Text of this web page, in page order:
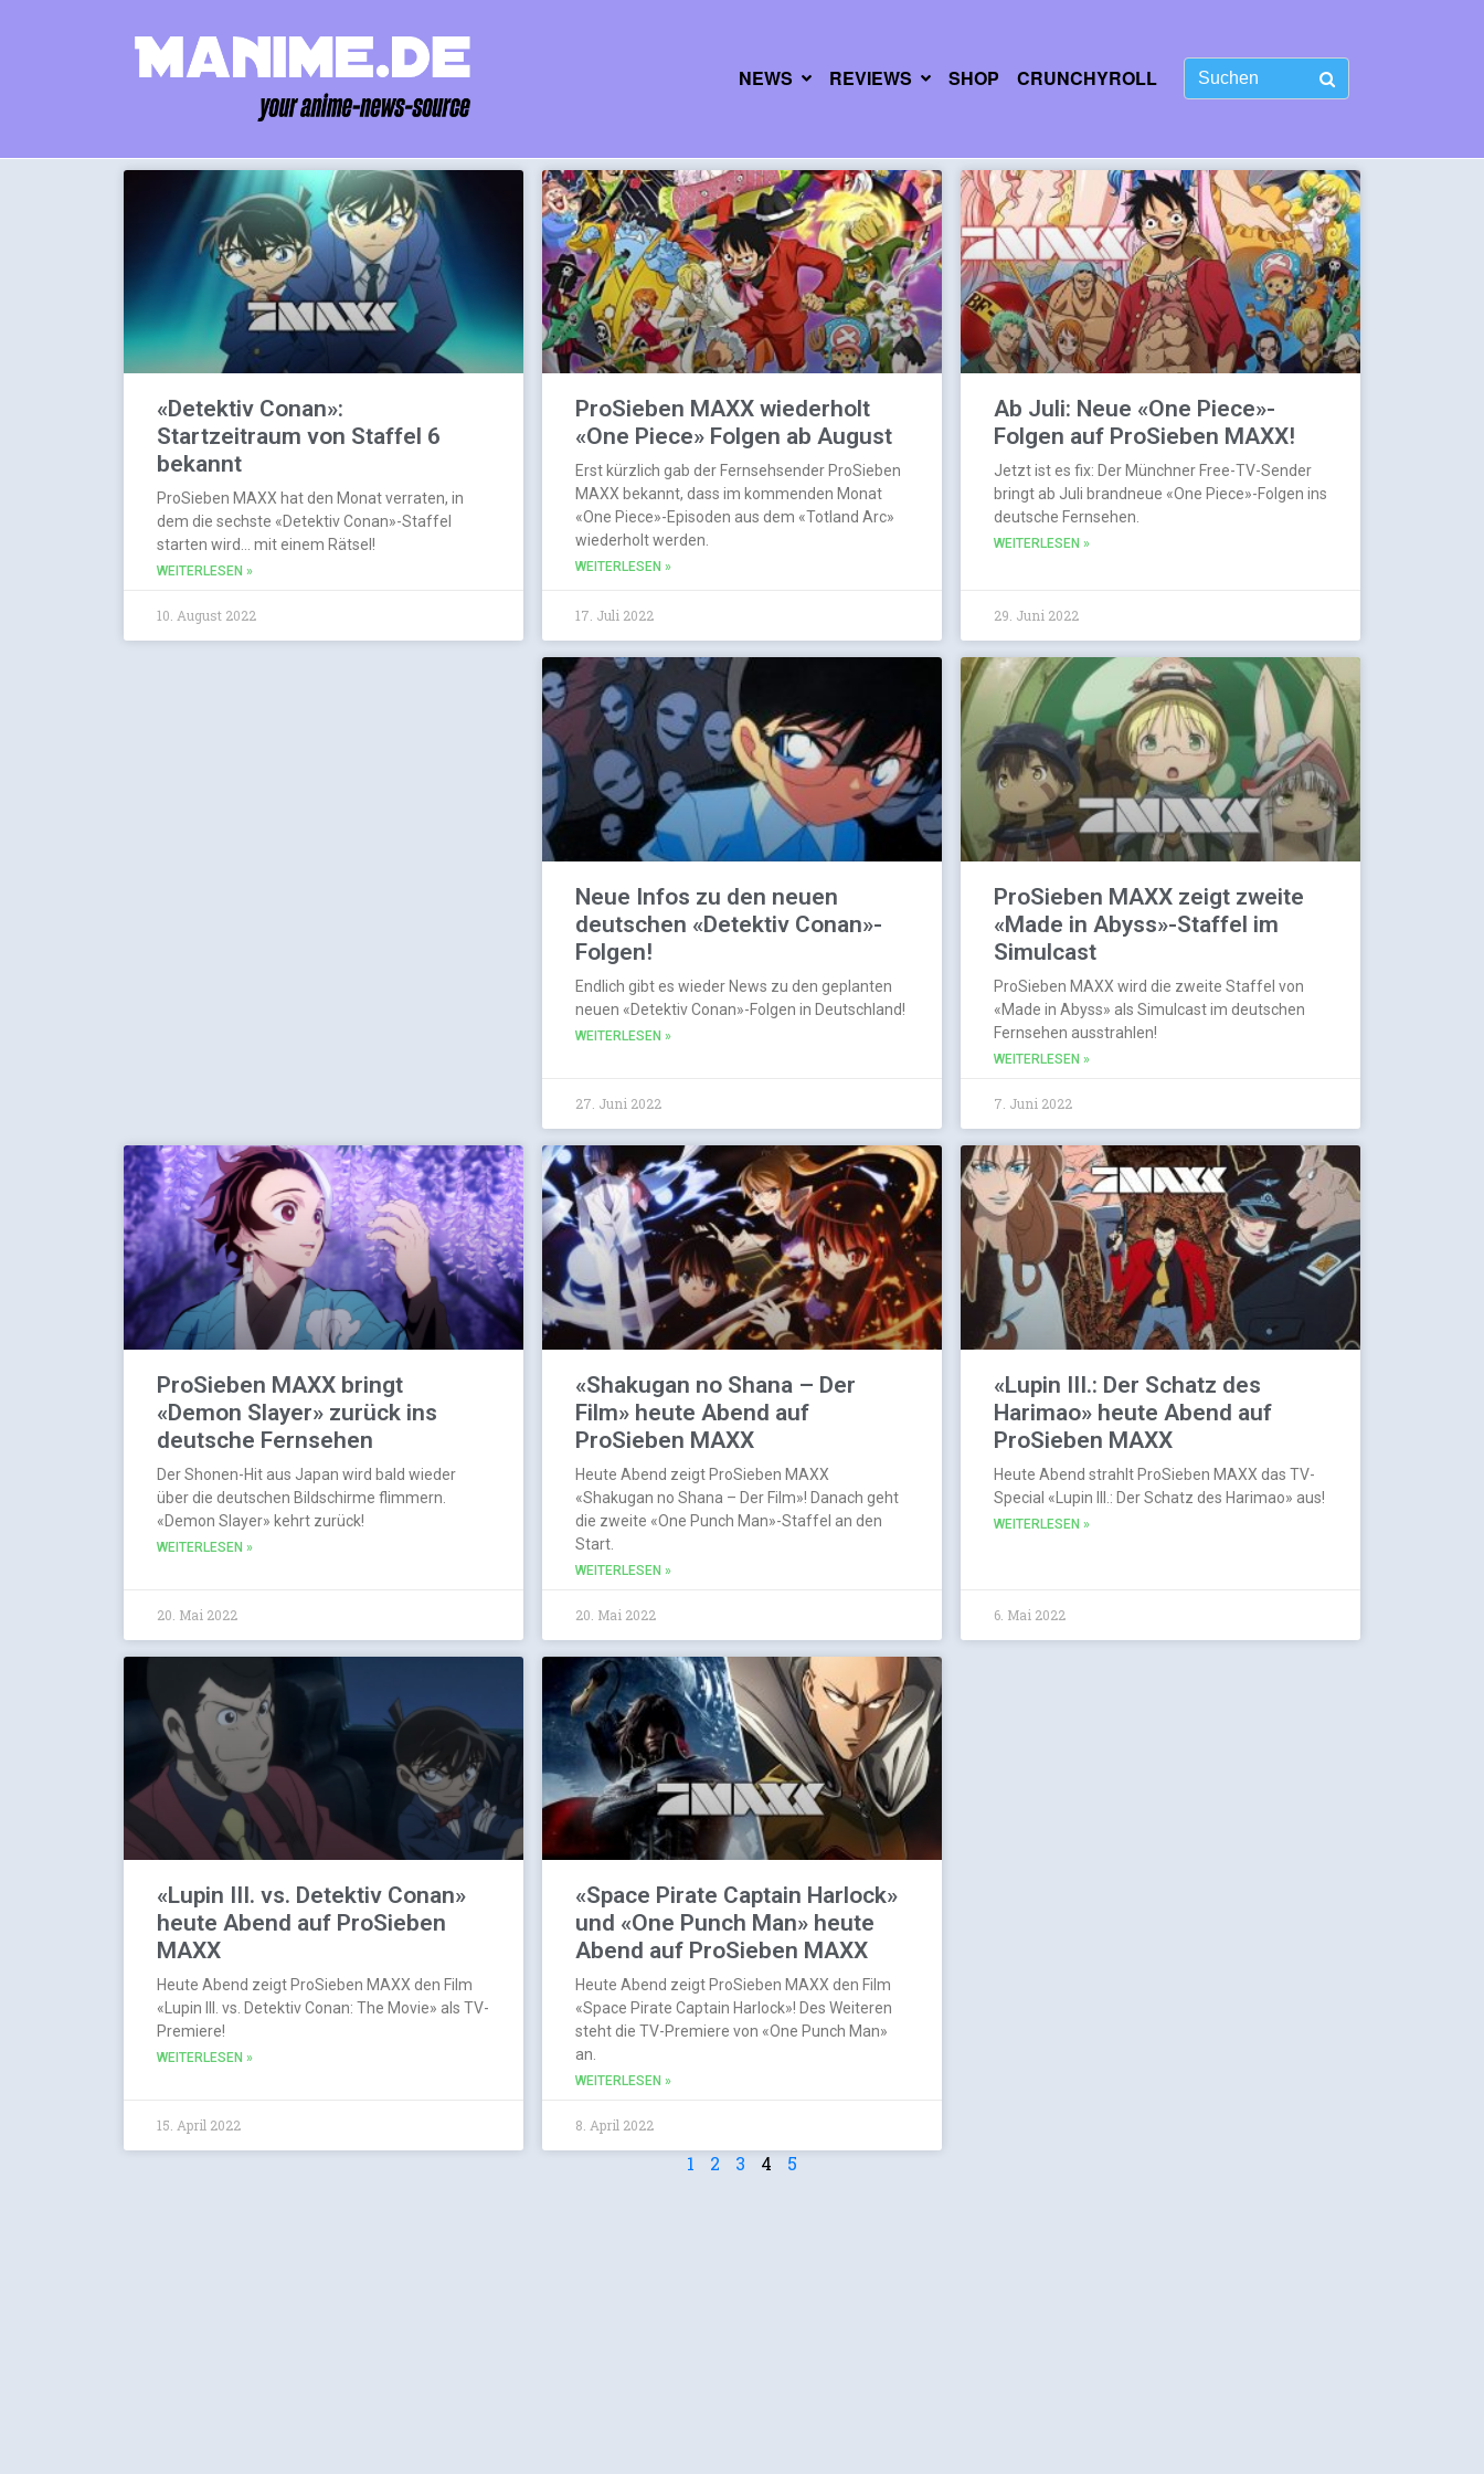
NEWS REVIEWS SHOP CRUNCHYROLL
«Detektiv Conan»:
Startzeitraum von Staffel 6
bekannt
ProSieben MAXX hat den Monat verraten, in
dem die sechste «Detektiv Conan»-Staffel
starten wird… mit einem Rätsel!
WEITERLESEN »
10. August 2022
ProSieben MAXX wiederholt
«One Piece» Folgen ab August
Erst kürzlich gab der Fernsehsender ProSieben
MAXX bekannt, dass im kommenden Monat
«One Piece»-Episoden aus dem «Totland Arc»
wiederholt werden.
WEITERLESEN »
17. Juli 2022
Ab Juli: Neue «One Piece»-
Folgen auf ProSieben MAXX!
Jetzt ist es fix: Der Münchner Free-TV-Sender
bringt ab Juli brandneue «One Piece»-Folgen ins
deutsche Fernsehen.
WEITERLESEN »
29. Juni 2022
Neue Infos zu den neuen
deutschen «Detektiv Conan»-
Folgen!
Endlich gibt es wieder News zu den geplanten
neuen «Detektiv Conan»-Folgen in Deutschland!
WEITERLESEN »
27. Juni 2022
ProSieben MAXX zeigt zweite
«Made in Abyss»-Staffel im
Simulcast
ProSieben MAXX wird die zweite Staffel von
«Made in Abyss» als Simulcast im deutschen
Fernsehen ausstrahlen!
WEITERLESEN »
7. Juni 2022
ProSieben MAXX bringt
«Demon Slayer» zurück ins
deutsche Fernsehen
Der Shonen-Hit aus Japan wird bald wieder
über die deutschen Bildschirme flimmern.
«Demon Slayer» kehrt zurück!
WEITERLESEN »
20. Mai 2022
«Shakugan no Shana – Der
Film» heute Abend auf
ProSieben MAXX
Heute Abend zeigt ProSieben MAXX
«Shakugan no Shana – Der Film»! Danach geht
die zweite «One Punch Man»-Staffel an den
Start.
WEITERLESEN »
20. Mai 2022
«Lupin III.: Der Schatz des
Harimao» heute Abend auf
ProSieben MAXX
Heute Abend strahlt ProSieben MAXX das TV-
Special «Lupin III.: Der Schatz des Harimao» aus!
WEITERLESEN »
6. Mai 2022
«Lupin III. vs. Detektiv Conan»
heute Abend auf ProSieben
MAXX
Heute Abend zeigt ProSieben MAXX den Film
«Lupin III. vs. Detektiv Conan: The Movie» als TV-
Premiere!
WEITERLESEN »
15. April 2022
«Space Pirate Captain Harlock»
und «One Punch Man» heute
Abend auf ProSieben MAXX
Heute Abend zeigt ProSieben MAXX den Film
«Space Pirate Captain Harlock»! Des Weiteren
steht die TV-Premiere von «One Punch Man»
an.
WEITERLESEN »
8. April 2022
1 2 3 4 5